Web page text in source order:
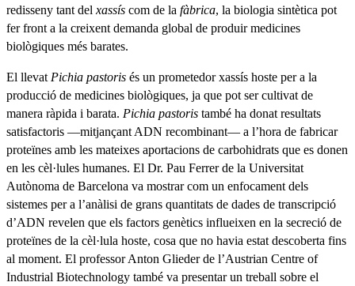
redisseny tant delxassís com de la fàbrica, la biologia sintètica pot
fer front a la creixent demanda global de produir medicines
biològiques més barates.
El llevatPichia pastoris és un prometedor xassís hoste per a la
producció de medicines biològiques, ja que pot ser cultivat de
manera ràpida i barata. Pichia pastoris també ha donat resultats
satisfactoris —mitjançant ADN recombinant— a l’hora de fabricar
proteïnes amb les mateixes aportacions de carbohidrats que es donen
en les cèl·lules humanes. El Dr. Pau Ferrer de la Universitat
Autònoma de Barcelona va mostrar com un enfocament dels
sistemes per a l’anàlisi de grans quantitats de dades de transcripció
d’ADN revelen que els factors genètics influeixen en la secreció de
proteïnes de la cèl·lula hoste, cosa que no havia estat descoberta fins
al moment. El professor Anton Glieder de l’Austrian Centre of
Industrial Biotechnology també va presentar un treball sobre el